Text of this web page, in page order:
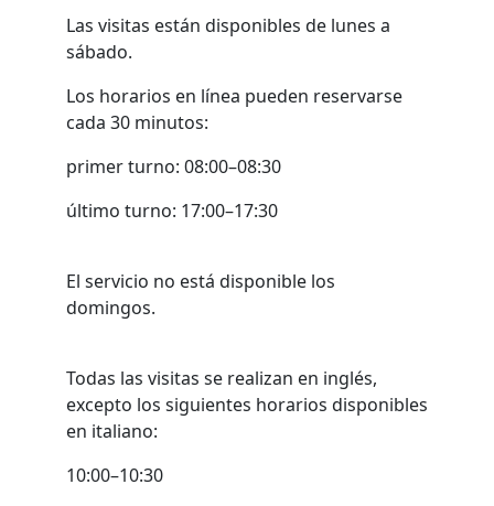
Las visitas están disponibles de lunes a
sábado.
Los horarios en línea pueden reservarse
cada 30 minutos:
primer turno: 08:00–08:30
último turno: 17:00–17:30
El servicio no está disponible los
domingos.
Todas las visitas se realizan en inglés,
excepto los siguientes horarios disponibles
en italiano:
10:00–10:30